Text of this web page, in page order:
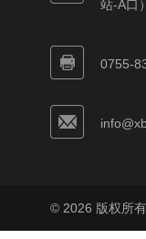
站-A口）
0755-
© 2026 版权所